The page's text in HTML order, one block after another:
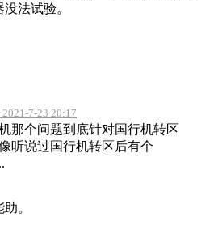
法试验。
7-23 20:17
那个问题到底针对国行机转区
听说过国行机转区后有个
。